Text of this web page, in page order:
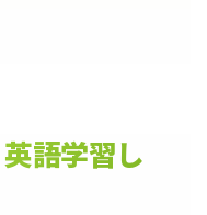
英語学習し